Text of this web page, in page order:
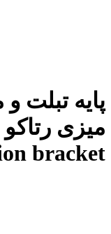
پایه تبلت
bracket